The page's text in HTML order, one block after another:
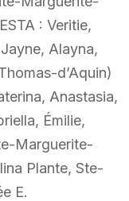
: Veritie,
Alayna,
d’Aquin)
Anastasia,
Émilie,
Marguerite-
Plante, Ste-
E.